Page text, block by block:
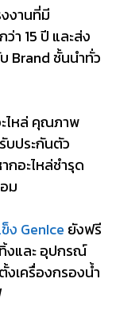
งานที่มี
า 15 ปี และส่ง
Brand ชั้นนำทั่ว
ไหล่ คุณภาพ
บประกันตัว
กอะไหล่ชำรุด
ม
ง GenIce ยังฟรี
งและ อุปกรณ์
งเครื่องกรองน้ำ